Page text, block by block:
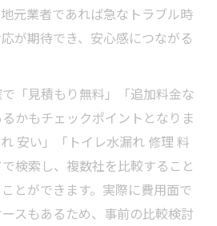
元業者であれば急なトラブル時
が期待でき、安心感につながる
「見積もり無料」「追加料金な
かもチェックポイントとなりま
安い」「トイレ水漏れ 修理 料
検索し、複数社を比較すること
とができます。実際に費用面で
スもあるため、事前の比較検討